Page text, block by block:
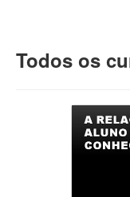
Todos os